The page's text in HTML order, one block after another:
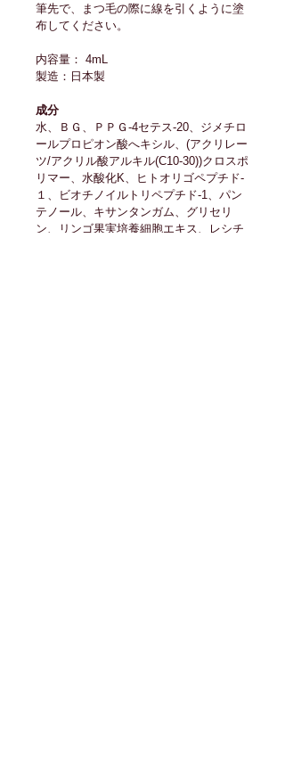
筆先で、まつ毛の際に線を引くように塗
布してください。
内容量： 4mL
製造：日本製
成分
水、ＢＧ、ＰＰＧ-4セテス-20、ジメチロ
ールプロピオン酸へキシル、(アクリレー
ツ/アクリル酸アルキル(C10-30))クロスポ
リマー、水酸化K、ヒトオリゴペプチド‐
１、ビオチノイルトリペプチド-1、パン
テノール、キサンタンガム、グリセリ
ン、リンゴ果実培養細胞エキス、レシチ